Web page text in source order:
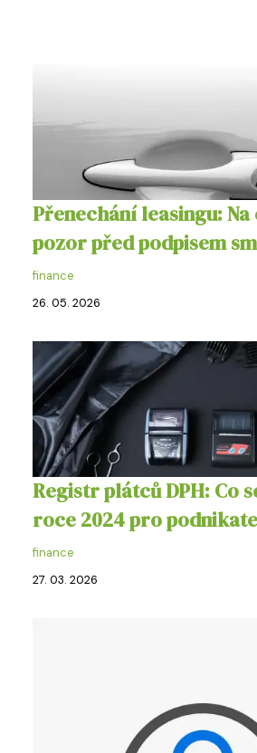
Přenechání leasingu: Na
pozor před podpisem
finance
26. 05. 2026
Registr plátců DPH: Co
roce 2024 pro
finance
27. 03. 2026